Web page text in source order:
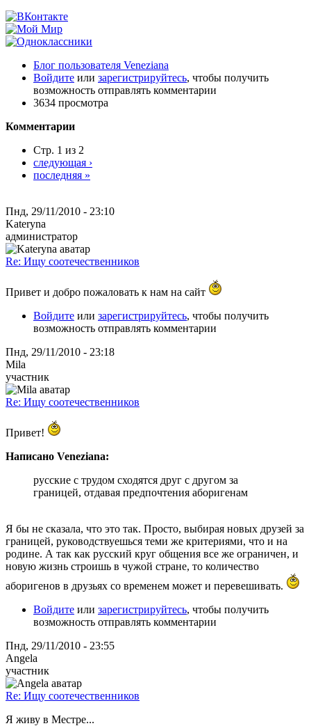
Блог пользователя Veneziana
Войдите или зарегистрируйтесь, чтобы получить
возможность отправлять комментарии
3634 просмотра
Комментарии
Стр. 1 из 2
следующая ›
последняя »
Пнд, 29/11/2010 - 23:10
Kateryna
администратор
Re: Ищу соотечественников
Привет и добро пожаловать к нам на сайт
Войдите или зарегистрируйтесь, чтобы получить
возможность отправлять комментарии
Пнд, 29/11/2010 - 23:18
Mila
участник
Re: Ищу соотечественников
Привет!
Написано Veneziana:
русские с трудом сходятся друг с другом за
границей, отдавая предпочтения аборигенам
Я бы не сказала, что это так. Просто, выбирая новых друзей за
границей, руководствуешься теми же критериями, что и на
родине. А так как русский круг общения все же ограничен, и
новую жизнь строишь в чужой стране, то количество
аборигенов в друзьях со временем может и перевешивать.
Войдите или зарегистрируйтесь, чтобы получить
возможность отправлять комментарии
Пнд, 29/11/2010 - 23:55
Angela
участник
Re: Ищу соотечественников
Я живу в Местре...